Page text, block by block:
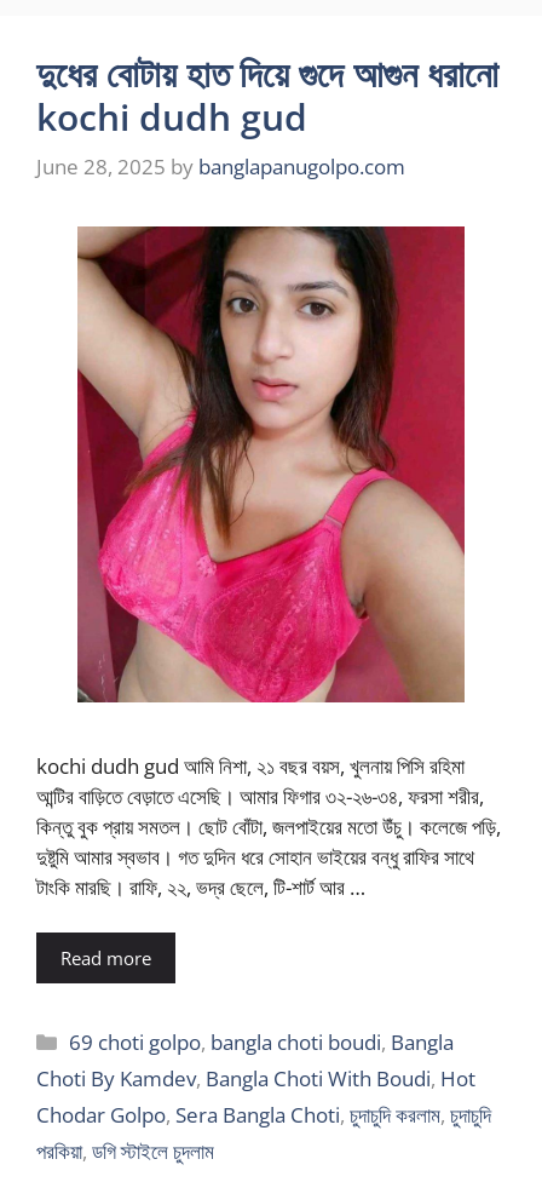
দুধের বোটায় হাত দিয়ে গুদে আগুন ধরানো
kochi dudh gud
June 28, 2025 by banglapanugolpo.com
kochi dudh gud আমি নিশা, ২১ বছর বয়স, খুলনায় পিসি রহিমা
আন্টির বাড়িতে বেড়াতে এসেছি। আমার ফিগার ৩২-২৬-৩৪, ফরসা শরীর,
কিন্তু বুক প্রায় সমতল। ছোট বোঁটা, জলপাইয়ের মতো উঁচু। কলেজে পড়ি,
দুষ্টুমি আমার স্বভাব। গত দুদিন ধরে সোহান ভাইয়ের বন্ধু রাফির সাথে
টাংকি মারছি। রাফি, ২২, ভদ্র ছেলে, টি-শার্ট আর …
Read more
Categories
69 choti golpo, bangla choti boudi, Bangla
Choti By Kamdev, Bangla Choti With Boudi, Hot
Chodar Golpo, Sera Bangla Choti, চুদাচুদি করলাম, চুদাচুদি
পরকিয়া, ডগি স্টাইলে চুদলাম